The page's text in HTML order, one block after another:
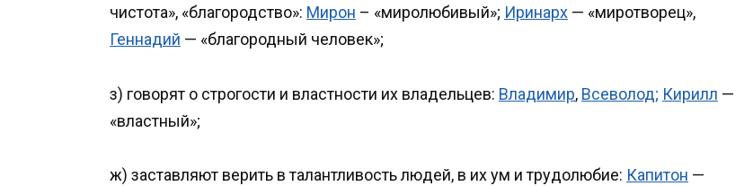
чистота», «благородство»: Мирон – «миролюбивый»; Иринарх — «миротворец»,
Геннадий — «благородный человек»;
з) говорят о строгости и властности их владельцев: Владимир, Всеволод; Кирилл —
«властный»;
ж) заставляют верить в талантливость людей, в их ум и трудолюбие: Капитон —